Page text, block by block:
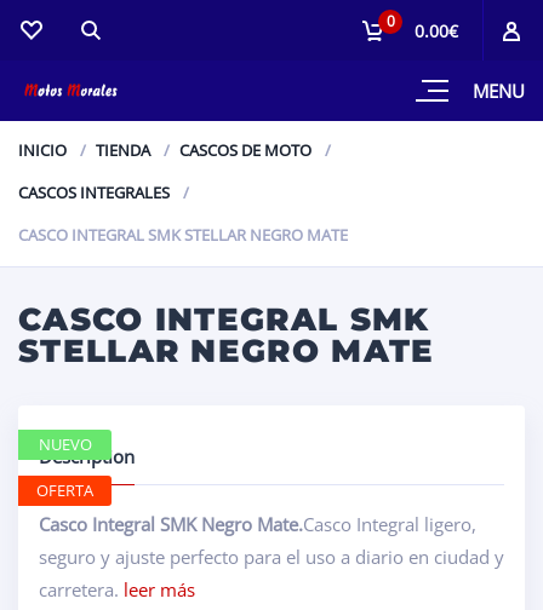
MENU
0 0.00€
INICIO TIENDA
CASCOS DE MOTO
CASCOS INTEGRALES
CASCO INTEGRAL SMK STELLAR NEGRO MATE
CASCO INTEGRAL SMK
STELLAR NEGRO MATE
Description
Casco Integral SMK Negro Mate.Casco Integral ligero,
seguro y ajuste perfecto para el uso a diario en ciudad y
carretera. leer más
NUEVO
OFERTA